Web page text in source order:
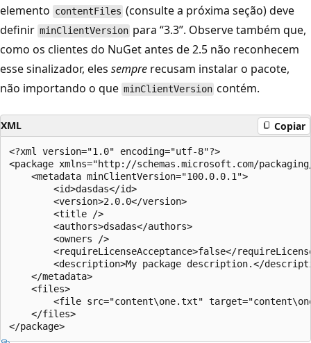
elemento contentFiles (consulte a próxima seção) deve
definir minClientVersion para “3.3”. Observe também que,
como os clientes do NuGet antes de 2.5 não reconhecem
esse sinalizador, eles sempre recusam instalar o pacote,
não importando o que minClientVersion contém.
XML Copiar
<?xml version="1.0" encoding="utf-8"?>
<package xmlns="http://schemas.microsoft.com/
    <metadata minClientVersion="100.0.0.1">
        <id>dasdas</id>
        <version>2.0.0</version>
        <title />
        <authors>dsadas</authors>
        <owners />
<requireLicenseAcceptance>false</
<description>My package description.</
    </metadata>
    <files>
<file src="content\one.txt"
    </files>